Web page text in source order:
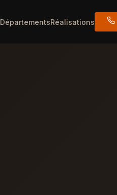
DépartementsRéalisations